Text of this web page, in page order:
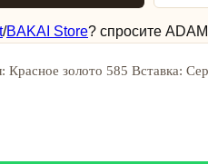
/BAKAI Store? спросите
Красное золото 585 Вставка: